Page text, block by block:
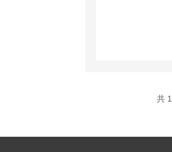
共